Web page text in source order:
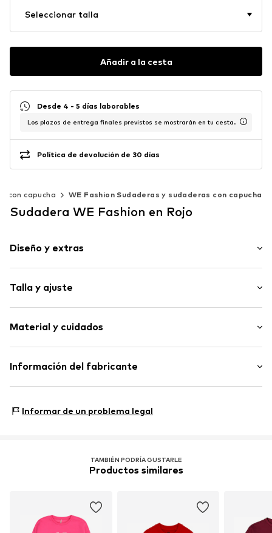
Seleccionar talla
Añadir a la cesta
Desde 4 - 5 días laborables
Los plazos de entrega finales previstos se mostrarán en tu cesta.
Política de devolución de 30 días
con capucha WE Fashion Sudaderas y sudaderas con capucha
Sudadera WE Fashion en Rojo
Diseño y extras
Felpa ligera
Cuello redondo
Artículo n.º WEFdpfs001000001
Talla y ajuste
Longitud: Normal
Ajuste: Corte holgado
Material y cuidados
Composición: 80% Algodón, 20% Poliéster - PES
Información del fabricante
3542AD Utecht
Informar de un problema legal
TAMBIÉN PODRÍA GUSTARLE
Productos similares